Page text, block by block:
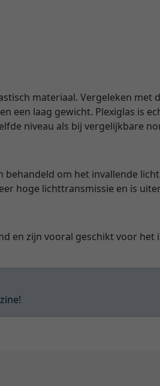
materiaal. Vergeleken met
een laag gewicht. Plexiglas is
niveau als bij vergelijkbare
om het invallende
hoge lichttransmissie en is
en zijn vooral geschikt voor het